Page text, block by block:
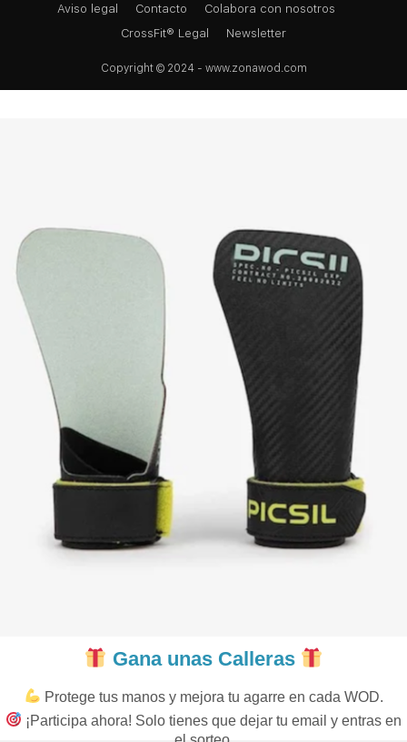
Aviso legal Contacto
Colabora con nosotros
CrossFit® Legal
Newsletter
Copyright © 2024 - www.zonawod.com
Gana unas Calleras
Protege tus manos y mejora tu agarre en cada WOD.
¡Participa ahora! Solo tienes que dejar tu email y entras en